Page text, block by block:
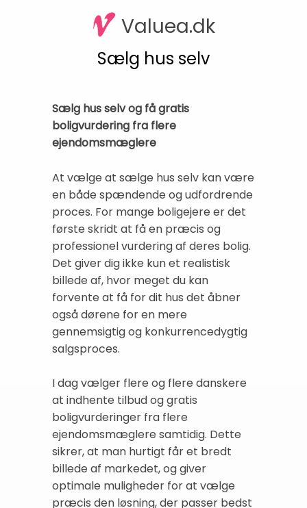
Valuea.dk
Sælg hus selv
Sælg hus selv og få gratis
boligvurdering fra flere
ejendomsmæglere
At vælge at sælge hus selv kan være
en både spændende og udfordrende
proces. For mange boligejere er det
første skridt at få en præcis og
professionel vurdering af deres bolig.
Det giver dig ikke kun et realistisk
billede af, hvor meget du kan
forvente at få for dit hus det åbner
også dørene for en mere
gennemsigtig og konkurrencedygtig
salgsproces.
I dag vælger flere og flere danskere
at indhente tilbud og gratis
boligvurderinger fra flere
ejendomsmæglere samtidig. Dette
sikrer, at man hurtigt får et bredt
billede af markedet, og giver
optimale muligheder for at vælge
præcis den løsning, der passer bedst